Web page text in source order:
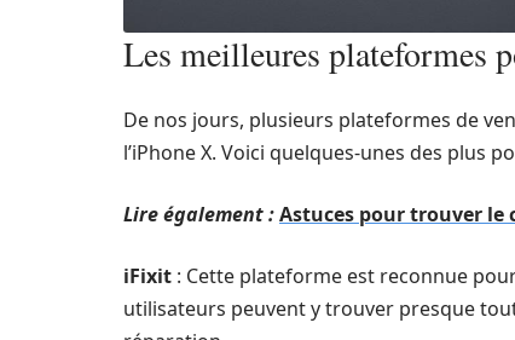
Les meilleures plateformes
De nos jours, plusieurs plateformes de
l’iPhone X. Voici quelques-unes des plus
Lire également :Astuces pour trouver le
iFixit : Cette plateforme est reconnue
utilisateurs peuvent y trouver presque